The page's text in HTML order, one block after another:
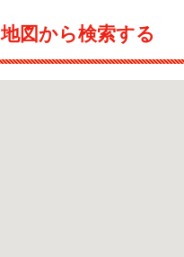
地図から検索する